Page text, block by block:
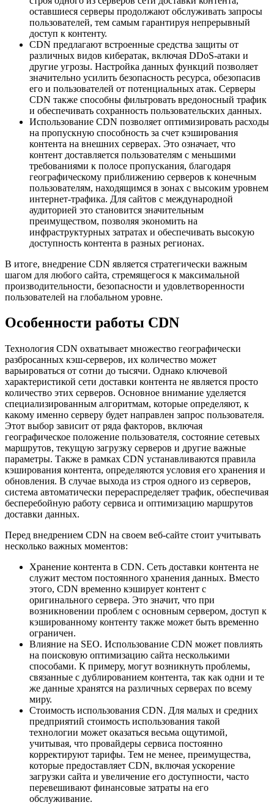
оставшиеся серверы продолжают обслуживать запросы
пользователей, тем самым гарантируя непрерывный
доступ к контенту.
CDN предлагают встроенные средства защиты от
различных видов кибератак, включая DDoS-атаки и
другие угрозы. Настройка данных функций позволяет
значительно усилить безопасность ресурса, обезопасив
его и пользователей от потенциальных атак. Серверы
CDN также способны фильтровать вредоносный трафик
и обеспечивать сохранность пользовательских данных.
Использование CDN позволяет оптимизировать расходы
на пропускную способность за счет кэширования
контента на внешних серверах. Это означает, что
контент доставляется пользователям с меньшими
требованиями к полосе пропускания, благодаря
географическому приближению серверов к конечным
пользователям, находящимся в зонах с высоким уровнем
интернет-трафика. Для сайтов с международной
аудиторией это становится значительным
преимуществом, позволяя экономить на
инфраструктурных затратах и обеспечивать высокую
доступность контента в разных регионах.
В итоге, внедрение CDN является стратегически важным
шагом для любого сайта, стремящегося к максимальной
производительности, безопасности и удовлетворенности
пользователей на глобальном уровне.
Особенности работы CDN
Технология CDN охватывает множество географически
разбросанных кэш-серверов, их количество может
варьироваться от сотни до тысячи. Однако ключевой
характеристикой сети доставки контента не является просто
количество этих серверов. Основное внимание уделяется
специализированным алгоритмам, которые определяют, к
какому именно серверу будет направлен запрос пользователя.
Этот выбор зависит от ряда факторов, включая
географическое положение пользователя, состояние сетевых
маршрутов, текущую загрузку серверов и другие важные
параметры. Также в рамках CDN устанавливаются правила
кэширования контента, определяются условия его хранения и
обновления. В случае выхода из строя одного из серверов,
система автоматически перераспределяет трафик, обеспечивая
бесперебойную работу сервиса и оптимизацию маршрутов
доставки данных.
Перед внедрением CDN на своем веб-сайте стоит учитывать
несколько важных моментов:
Хранение контента в CDN. Сеть доставки контента не
служит местом постоянного хранения данных. Вместо
этого, CDN временно кэширует контент с
оригинального сервера. Это значит, что при
возникновении проблем с основным сервером, доступ к
кэшированному контенту также может быть временно
ограничен.
Влияние на SEO. Использование CDN может повлиять
на поисковую оптимизацию сайта несколькими
способами. К примеру, могут возникнуть проблемы,
связанные с дублированием контента, так как одни и те
же данные хранятся на различных серверах по всему
миру.
Стоимость использования CDN. Для малых и средних
предприятий стоимость использования такой
технологии может оказаться весьма ощутимой,
учитывая, что провайдеры сервиса постоянно
корректируют тарифы. Тем не менее, преимущества,
которые предоставляет CDN, включая ускорение
загрузки сайта и увеличение его доступности, часто
перевешивают финансовые затраты на его
обслуживание.